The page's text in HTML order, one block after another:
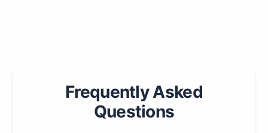
Frequently Asked
Questions